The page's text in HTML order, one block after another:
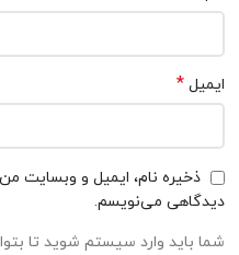
*
نام، ایمیل و وبسایت من در
می‌نویسم.
وارد سیستم شوید تا بتوانید